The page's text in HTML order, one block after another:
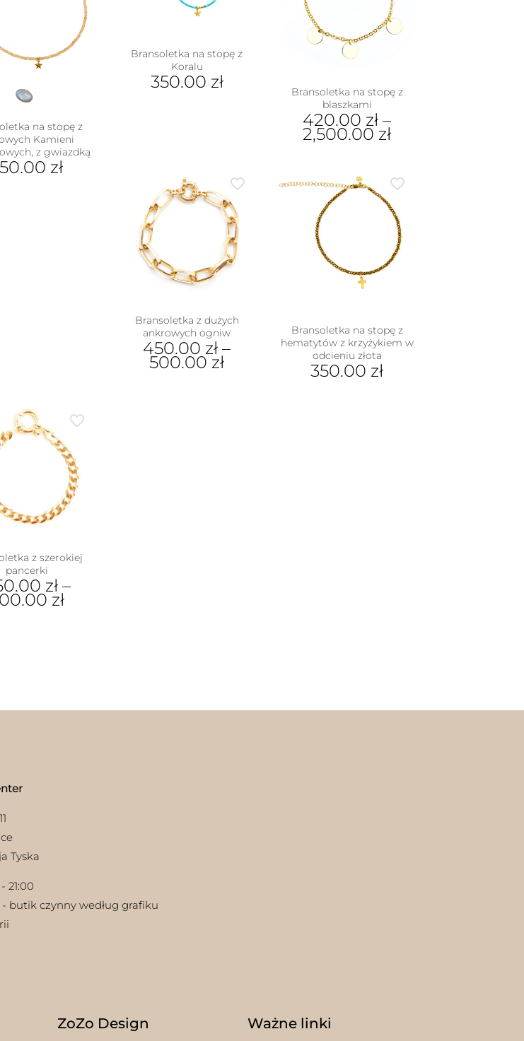
na stopę z
Kamieni
z gwiazdką
zł
Bransoletka na stopę z
Koralu
350.00 zł
Bransoletka na stopę z
blaszkami
420.00 zł –
2,500.00 zł
ma
wiele
wariantów.
na
stronie
Bransoletka z dużych
ankrowych ogniw
450.00 zł –
500.00 zł
Bransoletka na stopę z
hematytów z krzyżykiem w
odcieniu złota
350.00 zł
z szerokiej
pancerki
zł–
zł
Tyska
21:00
butik czynny według grafiku
ZoZo Design Ważne linki